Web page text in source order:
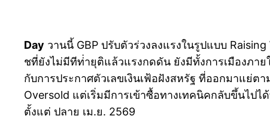
Day วานนี้ GBP ปรับตัวร่วงลงแรงในรูปแบบ
ชที่ยังไม่มีทีท่่ายุติแล้วแรงกดดัน ยังมีทั้งการเมืองภา
กับการประกาศตัวเลขเงินเฟ้อฝังสหรัฐ ที่ออกมาแย่
Oversold แต่เริ่มมีการเข้าซื้อทางเทคนิคกลับขึ้นไป
ตั้งแต่ ปลาย เม.ย. 2569